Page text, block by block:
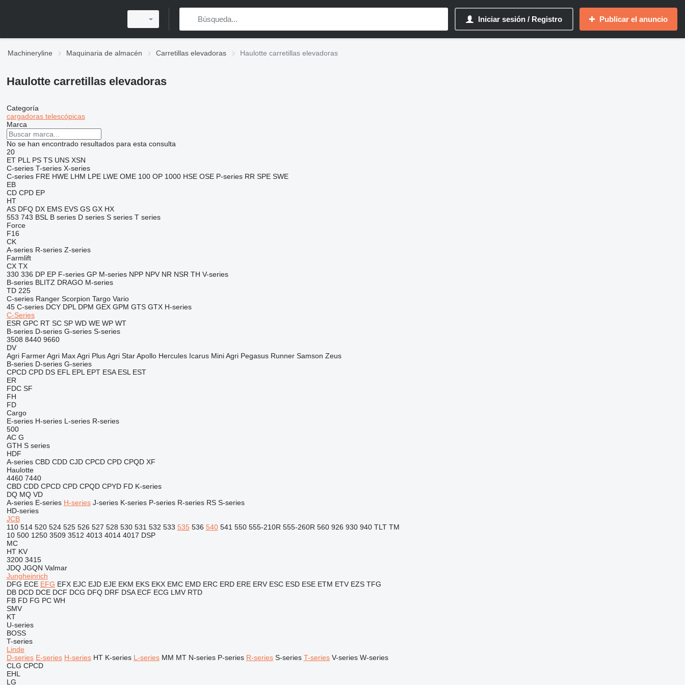
Iniciar sesión / Registro Publicar el anuncio
Machineryline Maquinaria de almacén Carretillas elevadoras Haulotte carretillas elevadoras
Haulotte carretillas elevadoras
Categoría
cargadoras telescópicas
Marca
No se han encontrado resultados para esta consulta
20
ET PLL PS TS UNS XSN
C-series T-series X-series
C-series FRE HWE LHM LPE LWE OME 100 OP 1000 HSE OSE P-series RR SPE SWE
EB
CD CPD EP
HT
AS DFQ DX EMS EVS GS GX HX
553 743 BSL B series D series S series T series
Force
F16
CK
A-series R-series Z-series
Farmlift
CX TX
330 336 DP EP F-series GP M-series NPP NPV NR NSR TH V-series
B-series BLITZ DRAGO M-series
TD 225
C-series Ranger Scorpion Targo Vario
45 C-series DCY DPL DPM GEX GPM GTS GTX H-series
C-Series
ESR GPC RT SC SP WD WE WP WT
B-series D-series G-series S-series
3508 8440 9660
DV
Agri Farmer Agri Max Agri Plus Agri Star Apollo Hercules Icarus Mini Agri Pegasus Runner Samson Zeus
B-series D-series G-series
CPCD CPD DS EFL EPL EPT ESA ESL EST
ER
FDC SF
FH
FD
Cargo
E-series H-series L-series R-series
500
AC G
GTH S series
HDF
A-series CBD CDD CJD CPCD CPD CPQD XF
Haulotte
4460 7440
CBD CDD CPCD CPD CPQD CPYD FD K-series
DQ MQ VD
A-series E-series H-series J-series K-series P-series R-series RS S-series
HD-series
JCB
110 514 520 524 525 526 527 528 530 531 532 533 535 536 540 541 550 555-210R 555-260R 560 926 930 940 TLT TM
10 500 1250 3509 3512 4013 4014 4017 DSP
MC
HT KV
3200 3415
JDQ JGQN Valmar
Jungheinrich
DFG ECE EFG EFX EJC EJD EJE EKM EKS EKX EMC EMD ERC ERD ERE ERV ESC ESD ESE ETM ETV EZS TFG
DB DCD DCE DCF DCG DFQ DRF DSA ECF ECG LMV RTD
FB FD FG PC WH
SMV
KT
U-series
BOSS
T-series
Linde
D-series E-series H-series HT K-series L-series MM MT N-series P-series R-series S-series T-series V-series W-series
CLG CPCD
EHL
LG